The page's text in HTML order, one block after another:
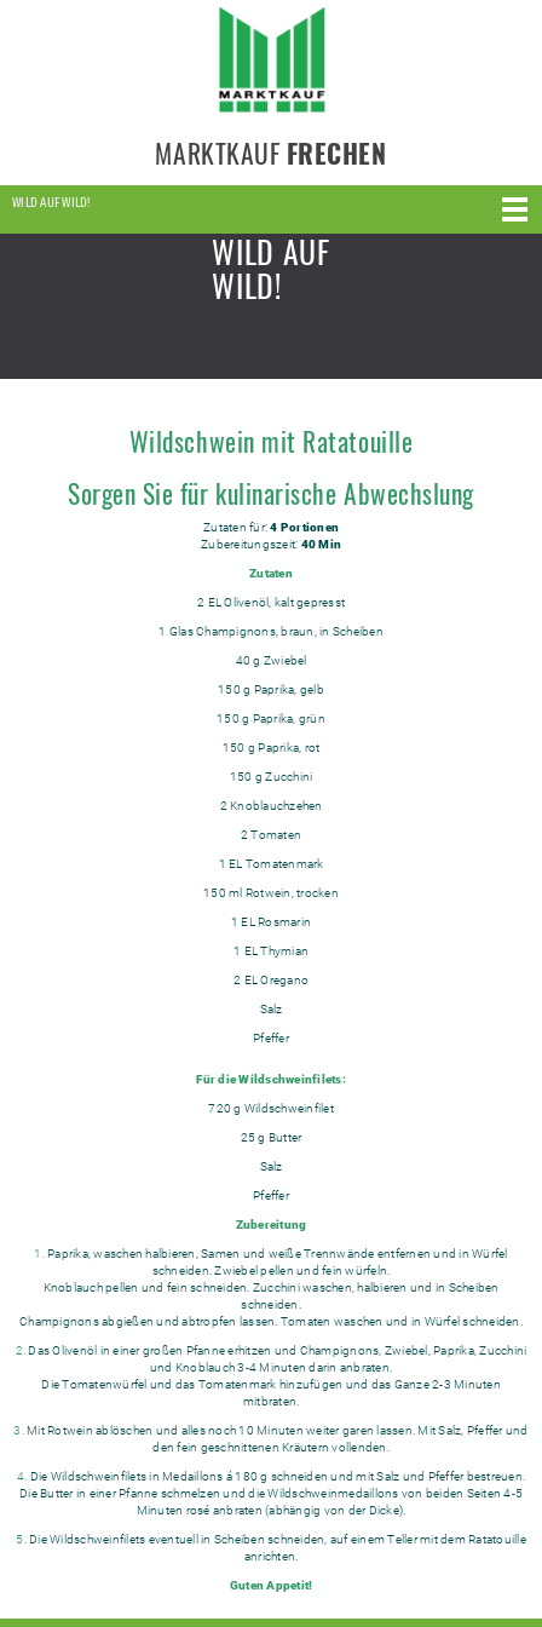
MARKTKAUF FRECHEN
WILD AUF WILD!
WILD AUF
WILD!
Wildschwein mit Ratatouille
Sorgen Sie für kulinarische Abwechslung
Zutaten für:4 Portionen
Zubereitungszeit: 40 Min
Zutaten
2 ELOlivenöl, kalt gepresst
1 GlasChampignons, braun, in Scheiben
40 g Zwiebel
150 g Paprika, gelb
150 g Paprika, grün
150 gPaprika, rot
150 gZucchini
2 Knoblauchzehen
2Tomaten
1 EL Tomatenmark
150 ml Rotwein, trocken
1 ELRosmarin
1 ELThymian
2 ELOregano
Salz
Pfeffer
Für die Wildschweinfilets:
720 g Wildschweinfilet
25 g Butter
Salz
Pfeffer
Zubereitung
1.
Paprika, waschen halbieren, Samen und weiße Trennwände entfernen und in Würfel
schneiden. Zwiebel pellen und fein würfeln.
Knoblauch pellen und fein schneiden. Zucchini waschen, halbieren und in Scheiben
schneiden.
Champignons abgießen und abtropfen lassen. Tomaten waschen und in Würfel schneiden.
2. Das Olivenöl in einer großen Pfanne erhitzen und Champignons, Zwiebel, Paprika, Zucchini
und Knoblauch 3-4 Minuten darin anbraten.
Die Tomatenwürfel und das Tomatenmark hinzufügen und das Ganze 2-3 Minuten
mitbraten.
3. Mit Rotwein ablöschen und alles noch 10 Minuten weiter garen lassen. Mit Salz, Pfeffer und
den fein geschnittenen Kräutern vollenden.
4. Die Wildschweinfilets in Medaillons á 180 g schneiden und mit Salz und Pfeffer bestreuen.
Die Butter in einer Pfanne schmelzen und die Wildschweinmedaillons von beiden Seiten 4-5
Minuten rosé anbraten (abhängig von der Dicke).
5. Die Wildschweinfilets eventuell in Scheiben schneiden, auf einem Teller mit dem Ratatouille
anrichten.
Guten Appetit!